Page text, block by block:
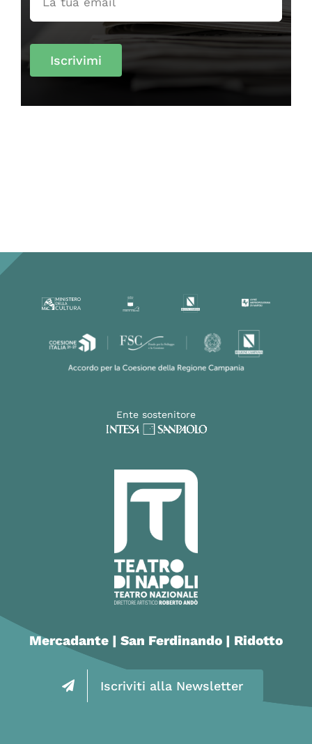
Iscrivimi
Ente sostenitore
Mercadante | San Ferdinando | Ridotto
Iscriviti alla Newsletter